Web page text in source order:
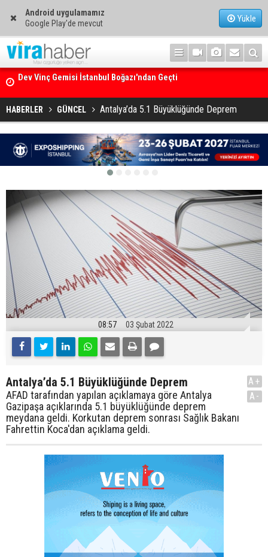
Android uygulamamız
Google Play'de mevcut
Yükle
Ege Denizi’nin En Büyük Mercan Ormanı
HABERLER GÜNCEL Antalya’da 5.1 Büyüklüğünde Deprem
08:57 03 Şubat 2022
Antalya’da 5.1 Büyüklüğünde Deprem
AFAD tarafından yapılan açıklamaya göre Antalya
Gazipaşa açıklarında 5.1 büyüklüğünde deprem
meydana geldi. Korkutan deprem sonrası Sağlık Bakanı
Fahrettin Koca'dan açıklama geldi.
A+
A-